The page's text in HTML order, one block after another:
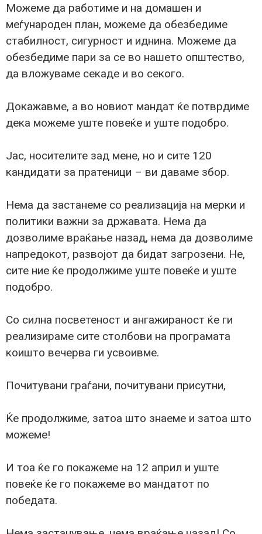
Можеме да работиме и на домашен и
меѓународен план, можеме да обезбедиме
стабилност, сигурност и иднина. Можеме да
обезбедиме пари за се во нашето општество,
да вложуваме секаде и во секого.
Докажавме, а во новиот мандат ќе потврдиме
дека можеме уште повеќе и уште подобро.
Јас, носителите зад мене, но и сите 120
кандидати за пратеници – ви даваме збор.
Нема да застанеме со реализација на мерки и
политики важни за државата. Нема да
дозволиме враќање назад, нема да дозволиме
напредокот, развојот да бидат загрозени. Не,
сите ние ќе продолжиме уште повеќе и уште
подобро.
Со силна посветеност и ангажираност ќе ги
реализираме сите столбови на програмата
коишто вечерва ги усвоивме.
Почитувани граѓани, почитувани присутни,
Ќе продолжиме, затоа што знаеме и затоа што
можеме!
И тоа ќе го покажеме на 12 април и уште
повеќе ќе го покажеме во мандатот по
победата.